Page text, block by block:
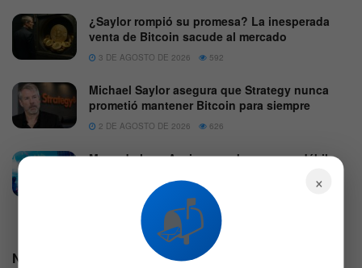
¿Saylor rompió su promesa? La inesperada
venta de Bitcoin sacude al mercado
3 DE AGOSTO DE 2026 592
Michael Saylor asegura que Strategy nunca
prometió mantener Bitcoin para siempre
2 DE AGOSTO DE 2026 626
Mercado hoy: Acciones suben por un débil
7 DE AGOSTO DE 2026 566
Nuestras Redes:
×
📬